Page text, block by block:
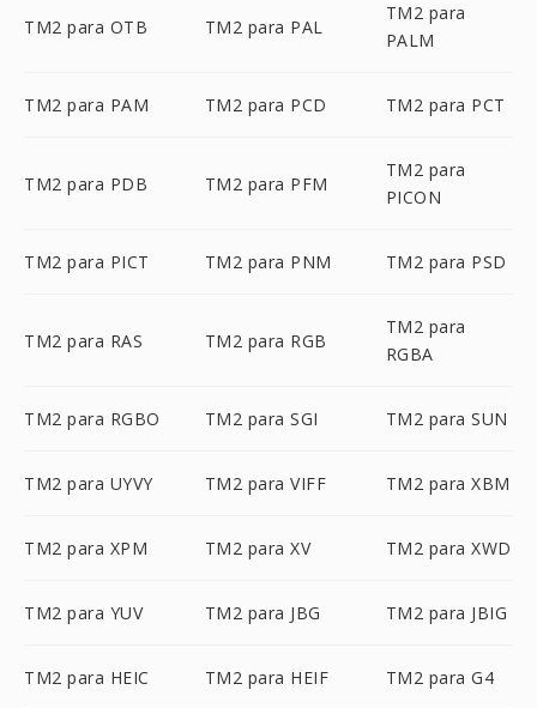
TM2 para OTB TM2 para PAL
TM2 para
PALM
TM2 para PAM TM2 para PCD TM2 para PCT
TM2 para PDB TM2 para PFM
TM2 para
PICON
TM2 para PICT TM2 para PNM TM2 para PSD
TM2 para RAS TM2 para RGB
TM2 para
RGBA
TM2 para RGBO TM2 para SGI TM2 para SUN
TM2 para UYVY TM2 para VIFF TM2 para XBM
TM2 para XPM TM2 para XV TM2 para XWD
TM2 para YUV TM2 para JBG TM2 para JBIG
TM2 para HEIC TM2 para HEIF TM2 para G4